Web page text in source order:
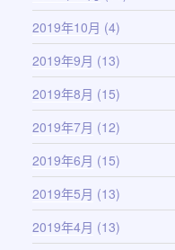
2019年10月 (4)
2019年9月 (13)
2019年8月 (15)
2019年7月 (12)
2019年6月 (15)
2019年5月 (13)
2019年4月 (13)